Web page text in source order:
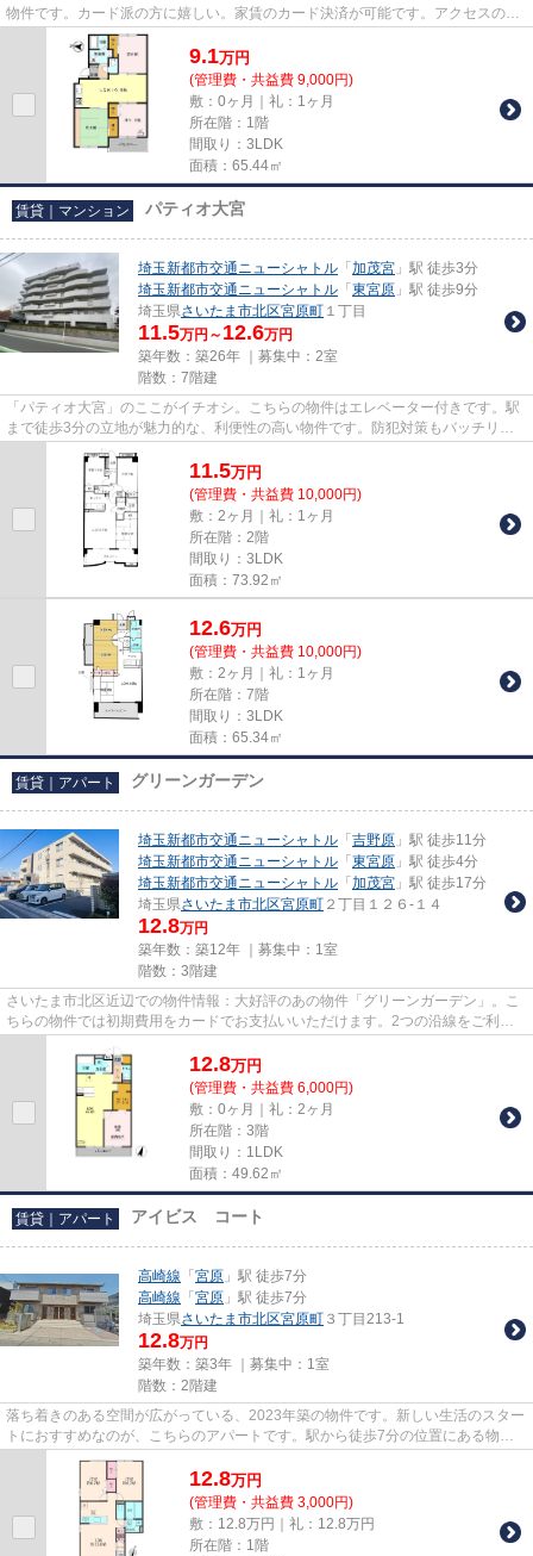
物件です。カード派の方に嬉しい。家賃のカード決済が可能です。アクセスの良
い徒歩6分の物件です。実際に物...
9.1万円
(管理費・共益費 9,000円)
敷：0ヶ月｜礼：1ヶ月
所在階：1階
間取り：3LDK
面積：65.44㎡
賃貸｜マンション パティオ大宮
埼玉新都市交通ニューシャトル 「 加茂宮 」駅 徒歩3分
埼玉新都市交通ニューシャトル 「 東宮原 」駅 徒歩9分
埼玉県さいたま市北区宮原町 １丁目
11.5万円～ 12.6万円
築年数：築26年 ｜募集中： 2室
階数：7階建
「パティオ大宮」のここがイチオシ。こちらの物件はエレベーター付きです。駅
まで徒歩3分の立地が魅力的な、利便性の高い物件です。防犯対策もバッチリな
マンションタイプの物件です。...
11.5万円
(管理費・共益費 10,000円)
敷：2ヶ月｜礼：1ヶ月
所在階：2階
間取り：3LDK
面積：73.92㎡
12.6万円
(管理費・共益費 10,000円)
敷：2ヶ月｜礼：1ヶ月
所在階：7階
間取り：3LDK
面積：65.34㎡
賃貸｜アパート グリーンガーデン
埼玉新都市交通ニューシャトル 「 吉野原 」駅 徒歩11分
埼玉新都市交通ニューシャトル 「 東宮原 」駅 徒歩4分
埼玉新都市交通ニューシャトル 「 加茂宮 」駅 徒歩17分
埼玉県さいたま市北区宮原町 ２丁目１２６-１４
12.8万円
築年数：築12年 ｜募集中： 1室
階数：3階建
さいたま市北区近辺での物件情報：大好評のあの物件「グリーンガーデン」。こ
ちらの物件では初期費用をカードでお支払いいただけます。2つの沿線をご利用
12.8万円
(管理費・共益費 6,000円)
敷：0ヶ月｜礼：2ヶ月
所在階：3階
間取り：1LDK
面積：49.62㎡
賃貸｜アパート アイビス コート
高崎線 「 宮原 」駅 徒歩7分
高崎線 「 宮原 」駅 徒歩7分
埼玉県さいたま市北区宮原町 ３丁目213-1
12.8万円
築年数：築3年 ｜募集中： 1室
階数：2階建
落ち着きのある空間が広がっている、2023年築の物件です。新しい生活のスター
トにおすすめなのが、こちらのアパートです。駅から徒歩7分の位置にある物件
なので、アクセスも良好です。...
12.8万円
(管理費・共益費 3,000円)
敷：12.8万円｜礼：12.8万円
所在階：1階